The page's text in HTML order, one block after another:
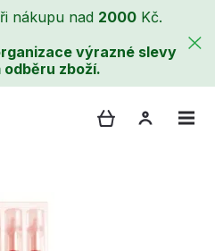
nákupu nad 2000 Kč.
výrazné slevy
zboží.